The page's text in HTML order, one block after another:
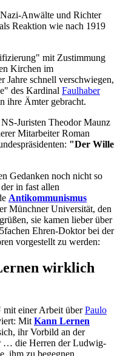
Anwälte und Richter
Reaktion wie nach 1919
mit Zustimmung
Kirchen im
Jahre schnell verschwiegen,
des Kardinal Faulhaber
ihre Ämter gebracht.
Juristen Theodor Maunz
Mitarbeiter Roman
"Der Wille
Gedanken noch nicht so
in fast allen
Antikommunismus
Münchner Universität, den
sie kamen lieber über
Ehren-Doktor bei der
vorgestellt zu werden:
wirklich
mit einer Arbeit überPaulo
Mit Kann Lernen
ihr Vorbild an der
… die Herren der Ludwig-
ihm zu begegnen ….